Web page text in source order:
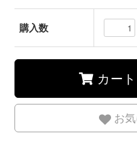
購入数
カー
お